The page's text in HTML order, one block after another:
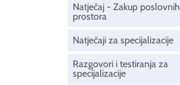
Natječaj - Zakup poslovnih
prostora
Natječaji za specijalizacije
Razgovori i testiranja za
specijalizacije